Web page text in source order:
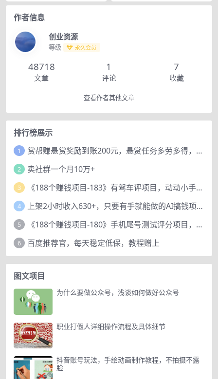
作者信息
创业资源
等级 永久会员
48718
文章
1
评论
7
收藏
查看作者其他文章
排行榜展示
1 赏帮赚悬赏奖励到账200元，悬赏任务多劳多得，人人可做。
2 卖社群一个月10万+
3 《188个赚钱项目-183》有驾车评项目，动动小手，复制粘贴赚44元！
4 上架2小时收入630+，只要有手就能做的AI搞钱项目，奶奶看完都能学会!
5 《188个赚钱项目-180》手机尾号测试评分项目，短视频直播日赚200+
6 百度推荐官，每天稳定低保，教程赠上
图文项目
为什么要做公众号，浅谈如何做好公众号
职业打假人详细操作流程及具体细节
抖音账号玩法，手绘动画制作教程，不拍摄不露
脸